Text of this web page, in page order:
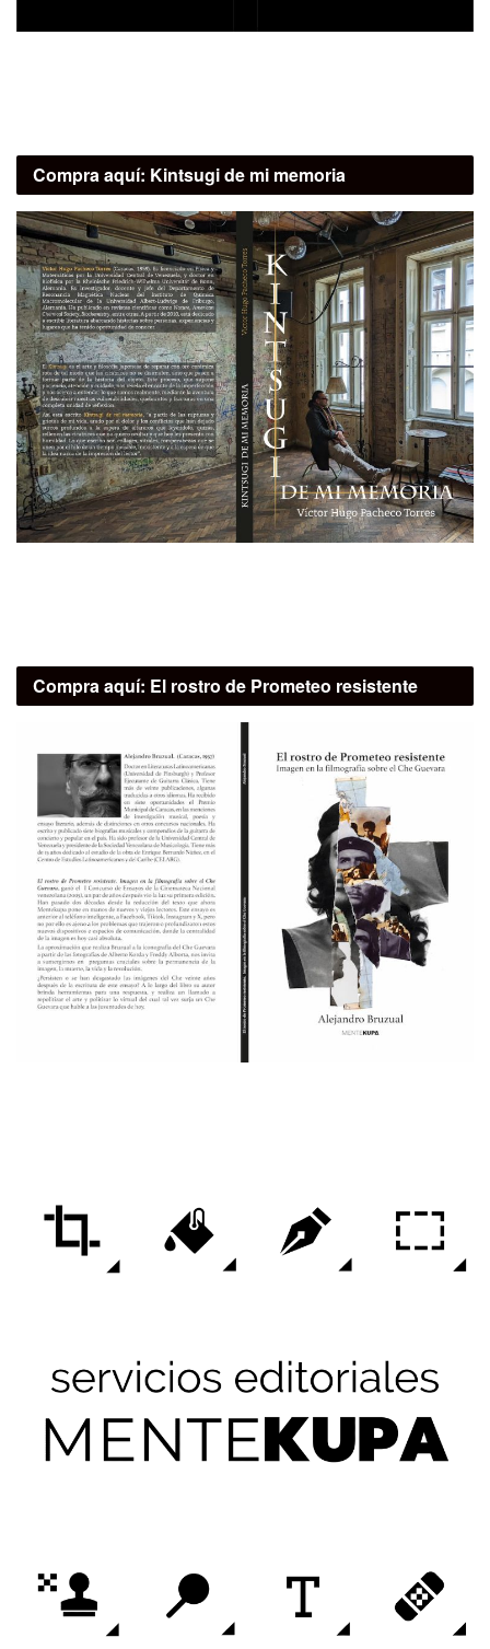
Compra aquí: Kintsugi de mi memoria
Compra aquí: El rostro de Prometeo resistente